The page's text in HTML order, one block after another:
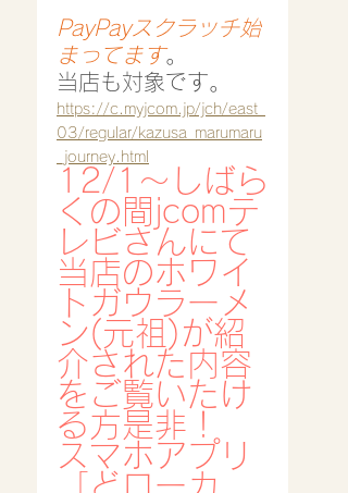
PayPayスクラッチ始
まってます。
当店も対象です。
https://c.myjcom.jp/jch/east_
03/regular/kazusa_marumaru
_journey.html
12/1〜しばら
くの間jcomテ
レビさんにて
当店のホワイ
トガウラーメ
ン(元祖)が紹
介された内容
をご覧いたけ
る方是非！
スマホアプリ
「どローカ